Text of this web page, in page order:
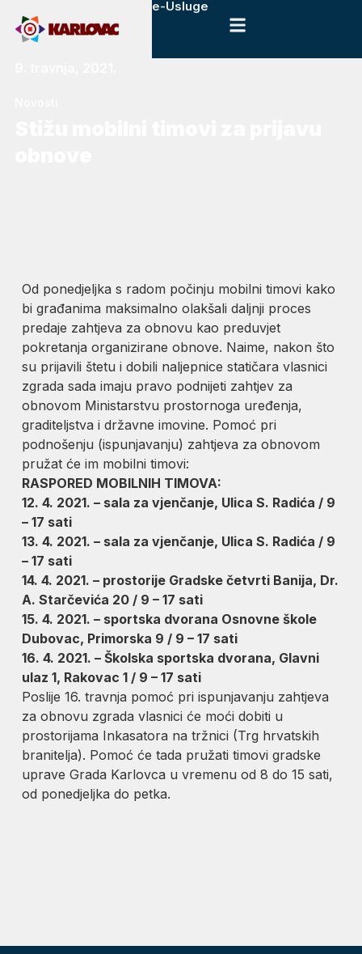
e-Usluge
Od ponedjeljka s radom počinju mobilni timovi kako
bi građanima maksimalno olakšali daljnji proces
predaje zahtjeva za obnovu kao preduvjet
pokretanja organizirane obnove. Naime, nakon što
su prijavili štetu i dobili naljepnice statičara vlasnici
zgrada sada imaju pravo podnijeti zahtjev za
obnovom Ministarstvu prostornoga uređenja,
graditeljstva i državne imovine. Pomoć pri
podnošenju (ispunjavanju) zahtjeva za obnovom
pružat će im mobilni timovi:
RASPORED MOBILNIH TIMOVA:
12. 4. 2021. – sala za vjenčanje, Ulica S. Radića / 9
– 17 sati
13. 4. 2021. – sala za vjenčanje, Ulica S. Radića / 9
– 17 sati
14. 4. 2021. – prostorije Gradske četvrti Banija, Dr.
A. Starčevića 20 / 9 – 17 sati
15. 4. 2021. – sportska dvorana Osnovne škole
Dubovac, Primorska 9 / 9 – 17 sati
16. 4. 2021. – Školska sportska dvorana, Glavni
ulaz 1, Rakovac 1 / 9 – 17 sati
Poslije 16. travnja pomoć pri ispunjavanju zahtjeva
za obnovu zgrada vlasnici će moći dobiti u
prostorijama Inkasatora na tržnici (Trg hrvatskih
branitelja). Pomoć će tada pružati timovi gradske
uprave Grada Karlovca u vremenu od 8 do 15 sati,
od ponedjeljka do petka.